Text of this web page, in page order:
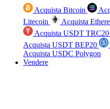
Acquista Bitcoin
Litecoin
Acquista
Acquista USDT TRC20
Acquista USDT BEP20
Acquista USDC Polygon
Vendere